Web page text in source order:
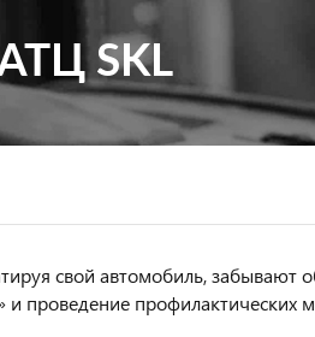
SKL
свой автомобиль, забывают
и проведение